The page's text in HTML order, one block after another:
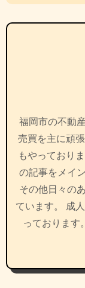
ビ
ゲ
ン
福岡市の不動
売買を主に頑
もやっており
の記事をメイ
その他日々の
ています。 成
っております